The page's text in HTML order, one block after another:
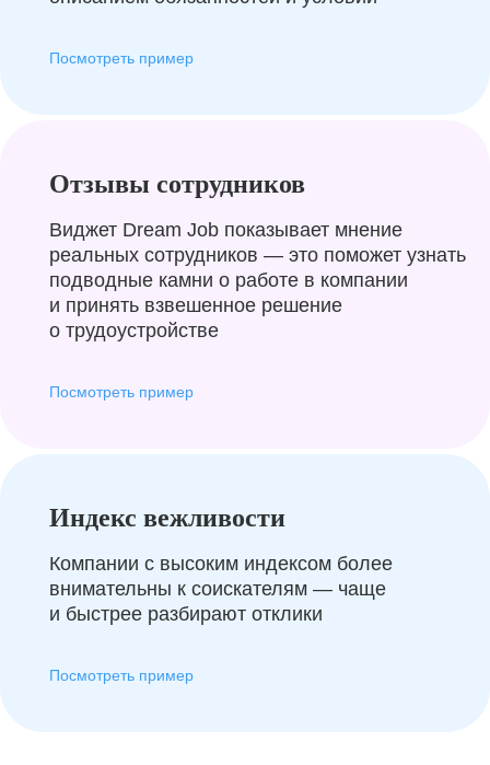
Посмотреть пример
Отзывы сотрудников
Виджет Dream Job показывает мнение
реальных сотрудников — это поможет узнать
подводные камни о работе в компании
и принять взвешенное решение
о трудоустройстве
Посмотреть пример
Индекс вежливости
Компании с высоким индексом более
внимательны к соискателям — чаще
и быстрее разбирают отклики
Посмотреть пример